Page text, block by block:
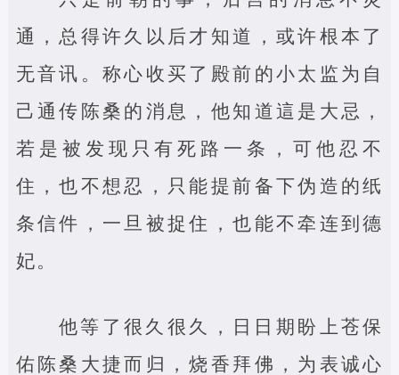
通，总得许久以后才知道，或许根本了
无音讯。称心收买了殿前的小太监为自
己通传陈桑的消息，他知道這是大忌，
若是被发现只有死路一条，可他忍不
住，也不想忍，只能提前备下伪造的纸
条信件，一旦被捉住，也能不牵连到德
妃。
他等了很久很久，日日期盼上苍保
佑陈桑大捷而归，烧香拜佛，为表诚心